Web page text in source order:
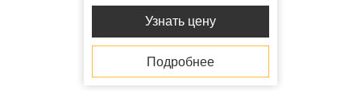
Узнать цену
Подробнее